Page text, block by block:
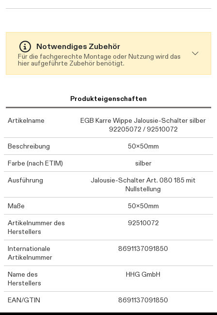
Notwendiges Zubehör
Für die fachgerechte Montage oder Nutzung wird das
hier aufgeführte Zubehör benötigt.
Produkteigenschaften
Artikelname
EGB Karre Wippe Jalousie-Schalter silber
92205072 / 92510072
Beschreibung
50x50mm
Farbe (nach ETIM)
silber
Ausführung
Jalousie-Schalter Art. 080 185 mit
Nullstellung
Maße
50x50mm
Artikelnummer des
Herstellers
92510072
Internationale
Artikelnummer
8691137091850
Name des
Herstellers
HHG GmbH
EAN/GTIN 8691137091850